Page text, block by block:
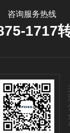
咨询服务热线
1717